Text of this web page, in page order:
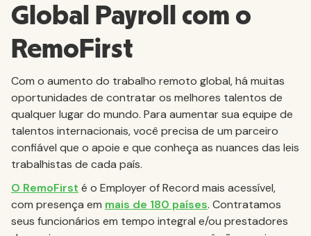
Global Payroll com o
RemoFirst
Com o aumento do trabalho remoto global, há muitas
oportunidades de contratar os melhores talentos de
qualquer lugar do mundo. Para aumentar sua equipe de
talentos internacionais, você precisa de um parceiro
confiável que o apoie e que conheça as nuances das leis
trabalhistas de cada país.
O RemoFirst é o Employer of Record mais acessível,
com presença em mais de 180 países. Contratamos
seus funcionários em tempo integral e/ou prestadores